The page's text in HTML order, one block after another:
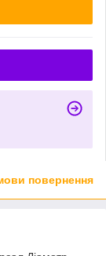
повернення